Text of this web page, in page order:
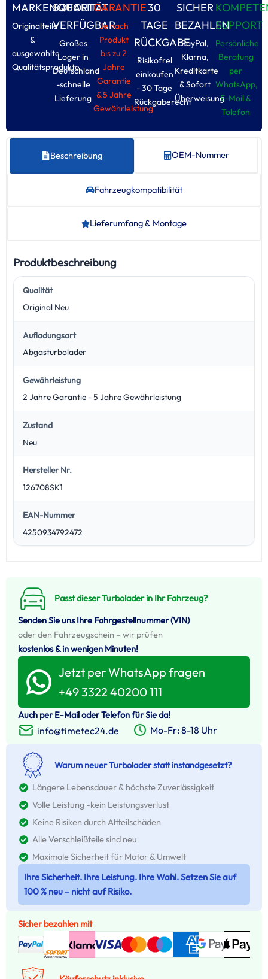
MARKENQUALITÄT
Originalteile
&
ausgewählte
Qualitätsprodukte
SOFORT
VERFÜGBAR
Großes
Loger in
Deutschland
-schnelle
Lieferung
GARANTIE
Je nach
Produkt
bis zu 2
Jahre
Garantie
& 5 Jahre
Gewährleistung
30
TAGE
RÜCKGABE
Risikofrel
einkoufen
- 30 Tage
Rückgaberecht
SICHER
BEZAHLEN
PayPal,
Klarna,
Kreditkarte
& Sofort
Überweisung
SUPPORT
Persönliche
Beratung
per
WhatsApp,
E-Moil &
Tolefon
Beschreibung OEM-Nummer
Fahrzeug­kompatibilität
Lieferumfang & Montage
Produktbeschreibung
Qualität
Original Neu
Aufladungsart
Abgasturbolader
Gewährleistung
2 Jahre Garantie - 5 Jahre Gewährleistung
Zustand
Neu
Hersteller Nr.
126708SK1
EAN-Nummer
4250934792472
Passt dieser Turbolader in Ihr Fahrzeug?
Senden Sie uns Ihre Fahrgestellnummer (VIN)
oder den Fahrzeugschein – wir prüfen
kostenlos & in wenigen Minuten!
Jetzt per WhatsApp fragen
+49 3322 40200 111
Auch per E-Mail oder Telefon für Sie da!
info@timetec24.de Mo-Fr: 8-18 Uhr
Warum neuer Turbolader statt instandgesetzt?
Längere Lebensdauer & höchste Zuverlässigkeit
Volle Leistung -kein Leistungsverlust
Keine Risiken durch Altteilschäden
Alle Verschleißteile sind neu
Maximale Sicherheit für Motor & Umwelt
Ihre Sicherheit. Ihre Leistung. Ihre Wahl. Setzen Sie auf
100 % neu – nicht auf Risiko.
Sicher bezahlen mit